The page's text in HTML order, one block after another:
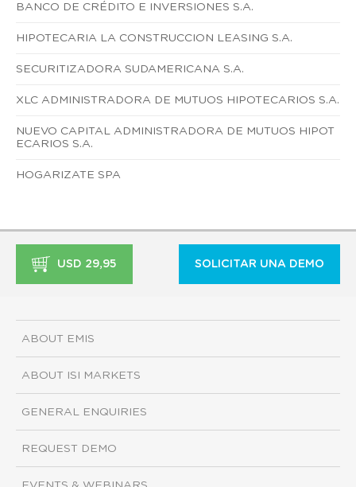
BANCO DE CRÉDITO E INVERSIONES S.A.
HIPOTECARIA LA CONSTRUCCION LEASING S.A.
SECURITIZADORA SUDAMERICANA S.A.
XLC ADMINISTRADORA DE MUTUOS HIPOTECARIOS S.A.
NUEVO CAPITAL ADMINISTRADORA DE MUTUOS HIPOT
ECARIOS S.A.
HOGARIZATE SPA
USD 29,95 SOLICITAR UNA DEMO
ABOUT EMIS
ABOUT ISI MARKETS
GENERAL ENQUIRIES
REQUEST DEMO